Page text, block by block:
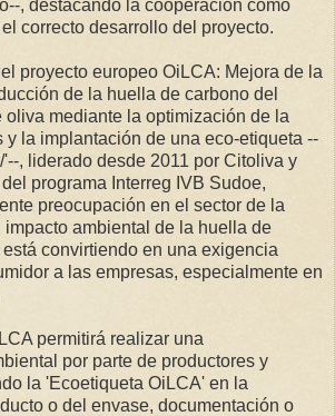
, destacando la cooperación como
correcto desarrollo del proyecto.
proyecto europeo OiLCA: Mejora de la
de la huella de carbono del
oliva mediante la optimización de la
y la implantación de una eco-etiqueta --
, liderado desde 2011 por Citoliva y
programa Interreg IVB Sudoe,
preocupación en el sector de la
ambiental de la huella de
convirtiendo en una exigencia
a las empresas, especialmente en
permitirá realizar una
por parte de productores y
la 'Ecoetiqueta OiLCA' en la
o del envase, documentación o